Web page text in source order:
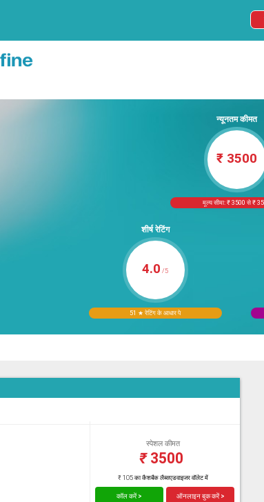
न्यूनतम कीमत
₹ 3500
मूल्य सीमा: ₹ 3500 से ₹
शीर्ष रेटिंग
4.0 /5
51 ★ रेटिंग के आधार पे
स्पेशल कीमत
₹3500
₹ 105 का कैशबैक लैब्सएडवाइजर वॉलेट में
कॉल करें > ऑनलाइन बुक करें >